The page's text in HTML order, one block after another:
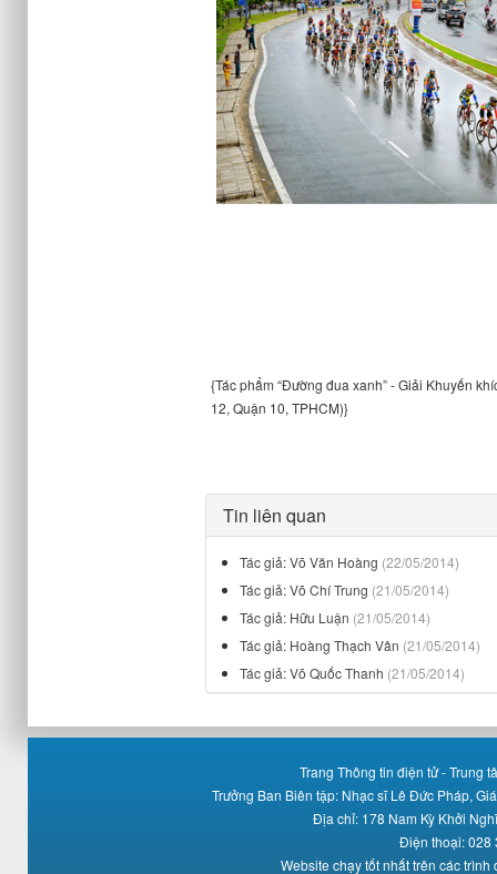
{Tác phẩm “Đường đua xanh” - Giải Khuyến
12, Quận 10, TPHCM)}
Tin liên quan
Tác giả: Võ Văn Hoàng (22/05/2014)
Tác giả: Võ Chí Trung (21/05/2014)
Tác giả: Hữu Luận (21/05/2014)
Tác giả: Hoàng Thạch Vân (21/05/2014)
Tác giả: Võ Quốc Thanh (21/05/2014)
Trang Thông tin điện tử - Trung
Trưởng Ban Biên tập: Nhạc sĩ Lê Đức Pháp,
Địa chỉ: 178 Nam Kỳ Khởi
Điện thoại: 028
Website chạy tốt nhất trên các